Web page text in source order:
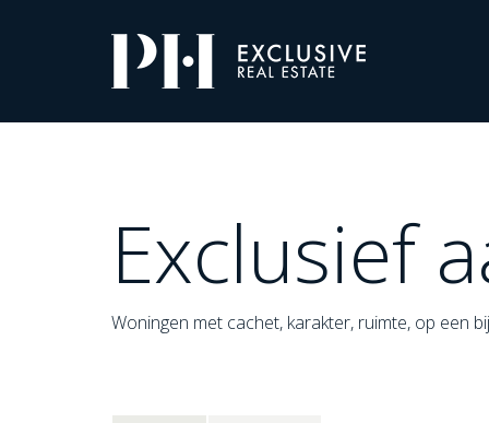
Pro-
Housing
Exclusief
Woningen met cachet, karakter, ruimte, op een